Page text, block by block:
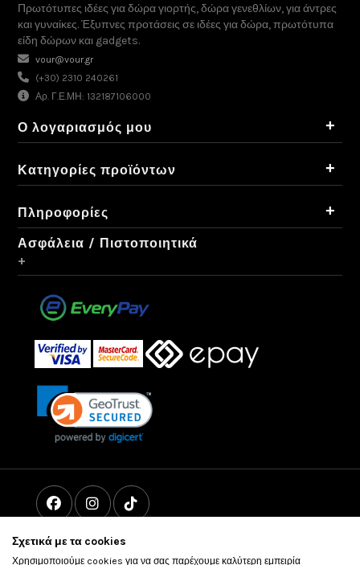
Πρωτότυπες ιδέες για δώρα γιορτής, δώρα γενεθλίων, για άντρες
και γυναίκες. Έξυπνες προτάσεις σε ιδέες για δώρα, πρωτότυπα
είδη δώρων και gadgets.
vour@vour.gr
(+30) 2310 240261
Αρ. Γ.Ε.ΜΗ: 132187106000
Ο λογαριασμός μου +
Κατηγορίες προϊόντων +
Πληροφορίες +
Ασφάλεια / Πιστοποιητικά
+
Σχετικά με τα cookies
Χρησιμοποιούμε cookies για να σας παρέχουμε καλύτερη εμπειρία